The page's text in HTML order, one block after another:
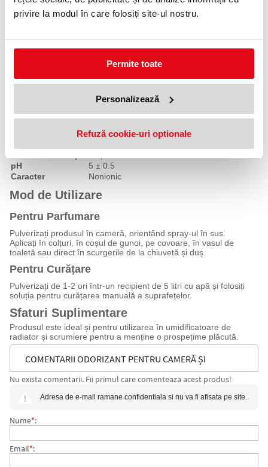
privire la modul în care folosiți site-ul nostru.
Permite toate
Personalizează
Refuză cookie-uri optionale
prospețime plăcută cu aroma sa de fructe roșii.
Prin adăugarea a 1-2 pulverizări de SENSATIONALL FRESH
FRUTTI ROSSI într-un recipient de 5 litri cu apă, produsul poate
fi utilizat pentru curățarea manuală a podelelor, suprafețelor și
altor obiecte, lăsând în urmă o prospețime plăcută.
Specificații
Scăzută
Aspect
Fructe roșii
pH
5 ± 0.5
Caracter
Nonionic
Mod de Utilizare
Pentru Parfumare
Pulverizați produsul în cameră, orientând spray-ul în sus.
Aplicați în colțuri, în coșul de gunoi, pe covoare, în vasul de
toaletă sau direct în scurgerile de la chiuvetă și duș.
Pentru Curățare
Pulverizați de 1-2 ori într-un recipient de 5 litri cu apă și folosiți
soluția pentru curățarea manuală a suprafețelor.
Sfaturi Suplimentare
Produsul este ideal și pentru utilizarea în umidificatoare de
radiator și scrumiere pentru a menține o prospețime plăcută.
COMENTARII ODORIZANT PENTRU CAMERĂ ȘI
SUPRAFEȚE,PROFESIONAL,ALLEGRINI SENSATIONALL
Nu exista comentarii. Fii primul care comenteaza acest produs!
Adresa de e-mail ramane confidentiala si nu va fi afisata pe site.
Nume*:
Email*: